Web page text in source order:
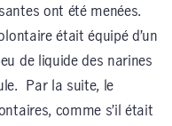
ont été menées.
était équipé d’un
de liquide des narines
Par la suite, le
comme s’il était